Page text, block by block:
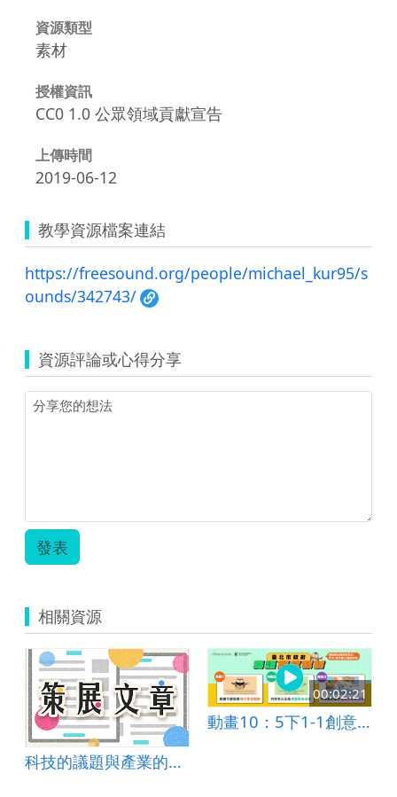
資源類型
素材
授權資訊
CC0 1.0 公眾領域貢獻宣告
上傳時間
2019-06-12
教學資源檔案連結
https://freesound.org/people/michael_kur95/s
ounds/342743/
資源評論或心得分享
發表
相關資源
科技的議題與產業的認識
00:02:21
動畫10：5下1-1創意玩黏土